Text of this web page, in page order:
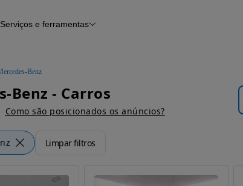
Histórico do veículo
Serviços e ferramentas
Benz
Benz - Carros
Como são posicionados os anúncios?
Limpar filtros